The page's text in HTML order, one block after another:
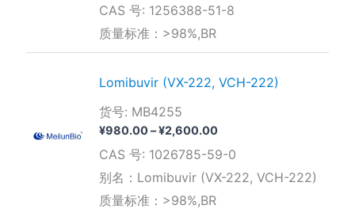
范
至
CAS 号: 1256388-51-8
质量标准：>98%,BR
Lomibuvir (VX-222, VCH-222)
货号: MB4255
¥980.00–¥2,600.00价
范
围：
¥980.00
CAS 号: 1026785-59-0
别名：Lomibuvir (VX-222, VCH-222)
质量标准：>98%,BR